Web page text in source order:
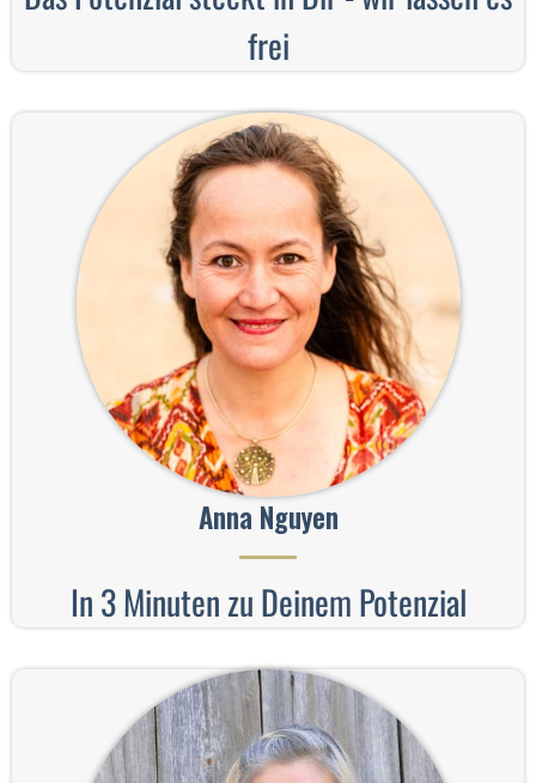
frei
Anna Nguyen
In 3 Minuten zu Deinem Potenzial